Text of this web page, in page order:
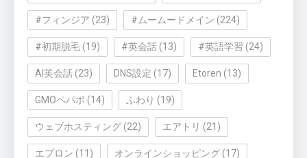
#フィンジア (23) #ムームードメイン (224)
#初期脱毛 (19) #英会話 (13) #英語学習 (24)
AI英会話 (23) DNS設定 (17) Etoren (13)
GMOペパボ (14) ふわり (19)
ウェブホスティング (22) エアトリ (21)
エプロン (11) オンラインショッピング (17)